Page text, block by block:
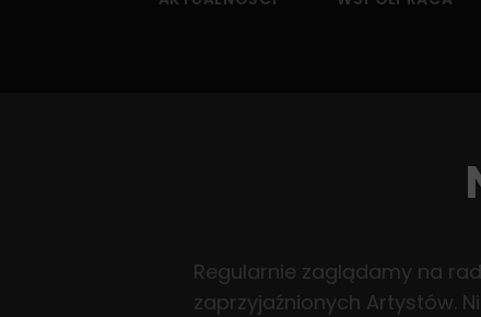
Regularnie zaglądamy na
zaprzyjaźnionych Artystów.